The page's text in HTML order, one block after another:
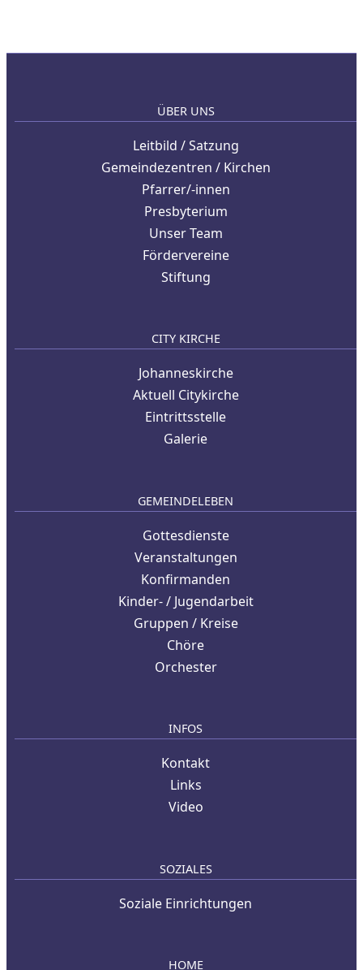
ÜBER UNS
Leitbild / Satzung
Gemeindezentren / Kirchen
Pfarrer/-innen
Presbyterium
Unser Team
Fördervereine
Stiftung
CITY KIRCHE
Johanneskirche
Aktuell Citykirche
Eintrittsstelle
Galerie
GEMEINDELEBEN
Gottesdienste
Veranstaltungen
Konfirmanden
Kinder- / Jugendarbeit
Gruppen / Kreise
Chöre
Orchester
INFOS
Kontakt
Links
Video
SOZIALES
Soziale Einrichtungen
HOME